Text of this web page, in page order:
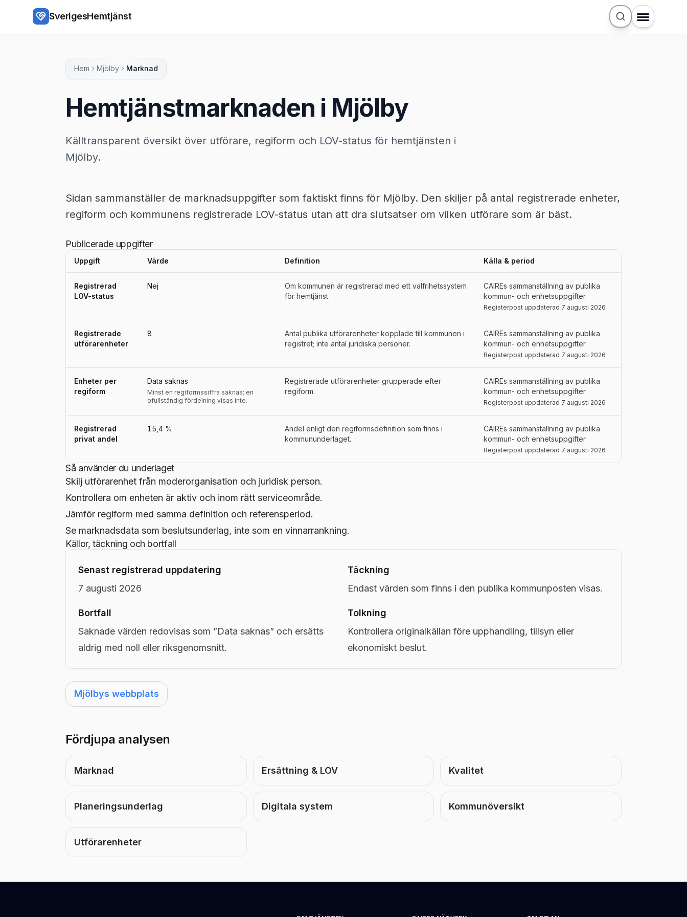
Hoppa till huvudinnehåll
SverigesHemtjänst
Hem Mjölby Marknad
Hemtjänstmarknaden i Mjölby
Källtransparent översikt över utförare, regiform och LOV-status för hemtjänsten i
Mjölby.
Sidan sammanställer de marknadsuppgifter som faktiskt finns för Mjölby. Den skiljer på antal registrerade enheter,
regiform och kommunens registrerade LOV-status utan att dra slutsatser om vilken utförare som är bäst.
Publicerade uppgifter
Uppgift Värde Definition Källa & period
Registrerad
LOV-status
Nej
Om kommunen är registrerad med ett valfrihetssystem
för hemtjänst.
CAIREs sammanställning av publika
kommun- och enhetsuppgifter
Registerpost uppdaterad 7 augusti 2026
Registrerade
utförarenheter
8
Antal publika utförarenheter kopplade till kommunen i
registret; inte antal juridiska personer.
CAIREs sammanställning av publika
kommun- och enhetsuppgifter
Registerpost uppdaterad 7 augusti 2026
Enheter per
regiform
Data saknas
Minst en regiformssiffra saknas; en
ofullständig fördelning visas inte.
Registrerade utförarenheter grupperade efter
regiform.
CAIREs sammanställning av publika
kommun- och enhetsuppgifter
Registerpost uppdaterad 7 augusti 2026
Registrerad
privat andel
15,4 %
Andel enligt den regiformsdefinition som finns i
kommununderlaget.
CAIREs sammanställning av publika
kommun- och enhetsuppgifter
Registerpost uppdaterad 7 augusti 2026
Så använder du underlaget
Skilj utförarenhet från moderorganisation och juridisk person.
Kontrollera om enheten är aktiv och inom rätt serviceområde.
Jämför regiform med samma definition och referensperiod.
Se marknadsdata som beslutsunderlag, inte som en vinnarrankning.
Källor, täckning och bortfall
Senast registrerad uppdatering
7 augusti 2026
Täckning
Endast värden som finns i den publika kommunposten visas.
Bortfall
Saknade värden redovisas som ”Data saknas” och ersätts
aldrig med noll eller riksgenomsnitt.
Tolkning
Kontrollera originalkällan före upphandling, tillsyn eller
ekonomiskt beslut.
Mjölbys webbplats
Fördjupa analysen
Marknad Ersättning & LOV Kvalitet
Planeringsunderlag Digitala system Kommunöversikt
Utförarenheter